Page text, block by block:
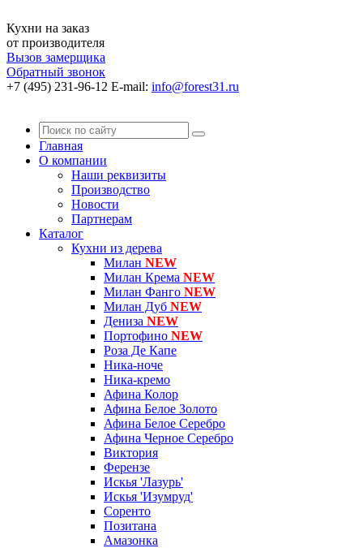
Кухни на заказ
от производителя
Вызов замерщика
Обратный звонок
+7 (495) 231-96-12 E-mail: info@forest31.ru
Главная
О компании
Наши реквизиты
Производство
Новости
Партнерам
Каталог
Кухни из дерева
Милан NEW
Милан Крема NEW
Милан Фанго NEW
Милан Дуб NEW
Дениза NEW
Портофино NEW
Роза Де Капе
Ника-ноче
Ника-кремо
Афина Колор
Афина Белое Золото
Афина Белое Серебро
Афина Черное Серебро
Виктория
Ферензе
Искья 'Лазурь'
Искья 'Изумруд'
Соренто
Позитана
Амазонка